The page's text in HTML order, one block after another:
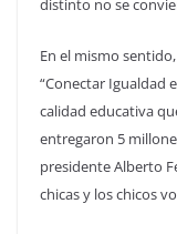
distinto no se
En el mismo
“Conectar Igualdad
calidad educativa
entregaron 5
presidente Alberto
chicas y los chicos